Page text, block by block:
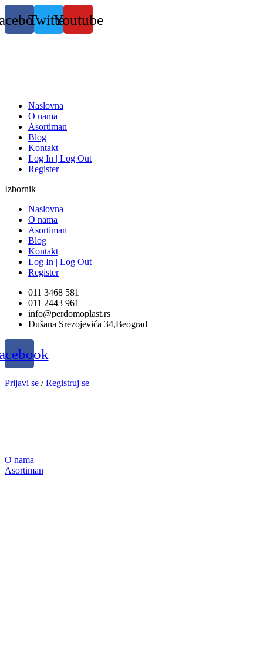
Skočite
na
sadržaj
TwitterYoutube
Naslovna
O nama
Asortiman
Blog
Kontakt
Log In | Log Out
Register
Izbornik
Naslovna
O nama
Asortiman
Blog
Kontakt
Log In | Log Out
Register
011 3468 581
011 2443 961
info@perdomoplast.rs
Dušana Srezojevića 34,Beograd
Prijavi se /Registruj se
O nama
Asortiman